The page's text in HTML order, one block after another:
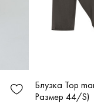
Блузка Top
Размер 44/S)